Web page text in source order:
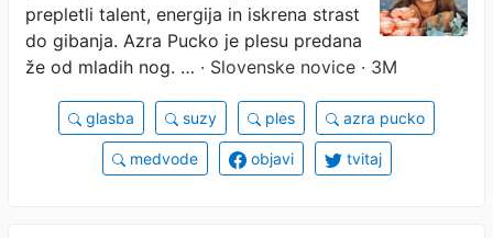
prepletli talent, energija in iskrena strast
do gibanja. Azra Pucko je plesu predana
že od mladih nog. … · Slovenske novice · 3M
glasba suzy ples azra pucko
medvode objavi tvitaj